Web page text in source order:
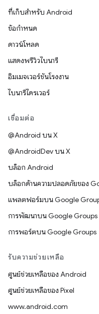
ที่เก็บสำหรับ Android
ข้อกำหนด
ดาวน์โหลด
แสดงพรีวิวไบนารี
อิมเมจเวอร์ชันโรงงาน
ไบนารีไดรเวอร์
เชื่อมต่อ
@Android บน X
@AndroidDev บน X
บล็อก Android
บล็อกด้านความปลอดภัยของ
แพลตฟอร์มบน Google
การพัฒนาบน Google Groups
การพอร์ตบน Google Groups
รับความช่วยเหลือ
ศูนย์ช่วยเหลือของ Android
ศูนย์ช่วยเหลือของ Pixel
www.android.com